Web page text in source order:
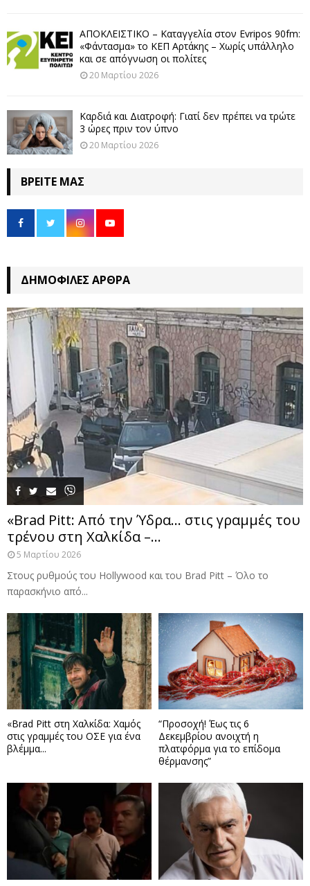
ΑΠΟΚΛΕΙΣΤΙΚΟ – Καταγγελία στον Evripos 90fm:
«Φάντασμα» το ΚΕΠ Αρτάκης – Χωρίς υπάλληλο
και σε απόγνωση οι πολίτες
20 Μαρτίου 2026
Καρδιά και Διατροφή: Γιατί δεν πρέπει να τρώτε
3 ώρες πριν τον ύπνο
20 Μαρτίου 2026
ΒΡΕΊΤΕ ΜΑΣ
ΔΗΜΟΦΙΛΈΣ ΆΡΘΡΑ
«Brad Pitt: Από την Ύδρα… στις γραμμές του
τρένου στη Χαλκίδα –...
5 Μαρτίου 2026
Στους ρυθμούς του Hollywood και του Brad Pitt – Όλο το
παρασκήνιο από...
«Brad Pitt στη Χαλκίδα: Χαμός
στις γραμμές του ΟΣΕ για ένα
βλέμμα...
“Προσοχή! Έως τις 6
Δεκεμβρίου ανοιχτή η
πλατφόρμα για το επίδομα
θέρμανσης”